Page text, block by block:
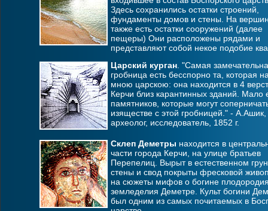
Здесь сохранились остатки строений,
фундаменты домов и стены. На
также есть остатки сооружений (далее
пещеры) Они расположены рядами и
представляют собой некое подобие
Царский курган . "Самая
гробница есть бесспорно та, которая
мною царскою: она находится в 4
Керчи близ карантинных зданий. Мало
памятников, которые могут
изяществе с этой гробницей." - А.Ашик,
археолог, исследователь, 1852 г.
Склеп Деметры находится в
части города Керчи, на улице братьев
Перепелиц. Вырыт в естественном
стены и свод покрыты фресковой
на сюжеты мифов о богине
земледелия Деметре. Культ богини
был одним из самых почитаемых в